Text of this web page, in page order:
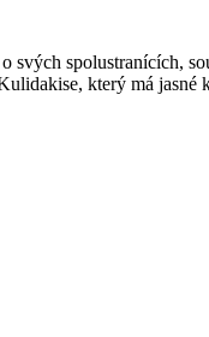
spolustranících,
který má